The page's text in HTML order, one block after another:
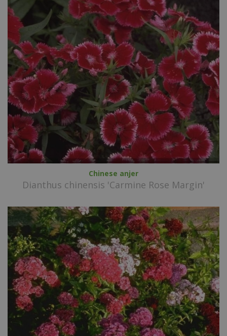
Chinese anjer
Dianthus chinensis 'Carmine Rose Margin'